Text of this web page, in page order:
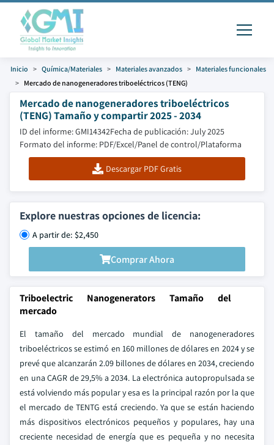
Inicio Química/Materiales Materiales avanzados
Materiales funcionales
Mercado de nanogeneradores triboeléctricos (TENG)
Mercado de nanogeneradores triboeléctricos
(TENG) Tamaño y compartir 2025 - 2034
ID del informe: GMI14342Fecha de publicación: July 2025
Formato del informe: PDF/Excel/Panel de control/Plataforma
Descargar PDF Gratis
Explore nuestras opciones de licencia:
A partir de: $2,450
Comprar Ahora
Triboelectric Nanogenerators Tamaño del
mercado
El tamaño del mercado mundial de nanogeneradores
triboeléctricos se estimó en 160 millones de dólares en 2024 y se
prevé que alcanzarán 2.09 billones de dólares en 2034, creciendo
en una CAGR de 29,5% a 2034. La electrónica autopropulsada se
está volviendo más popular y esa es la principal razón por la que
el mercado de TENTG está creciendo. Ya que se están haciendo
más dispositivos electrónicos pequeños y populares, hay una
creciente necesidad de energía que es pequeña y no necesita